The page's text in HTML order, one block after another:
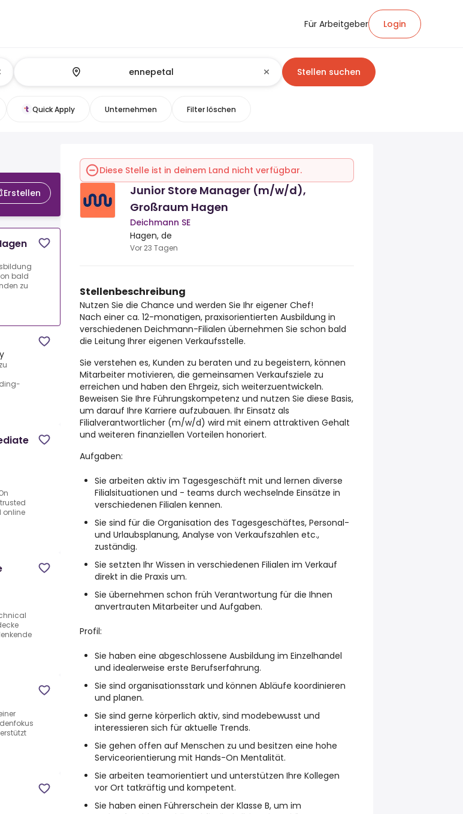
Für Arbeitgeber Login
Stellen suchen
Quick Apply Unternehmen Filter löschen
Erstellen
bald
zu
online
Diese Stelle ist in deinem Land nicht verfügbar.
Junior Store Manager (m/w/d),
Großraum Hagen
Deichmann SE
Hagen, de
Vor 23 Tagen
Stellenbeschreibung
Nutzen Sie die Chance und werden Sie Ihr eigener Chef!
Nach einer ca. 12-monatigen, praxisorientierten Ausbildung in
verschiedenen Deichmann-Filialen übernehmen Sie schon bald
die Leitung Ihrer eigenen Verkaufsstelle.
Sie verstehen es, Kunden zu beraten und zu begeistern, können
Mitarbeiter motivieren, die gemeinsamen Verkaufsziele zu
erreichen und haben den Ehrgeiz, sich weiterzuentwickeln.
Beweisen Sie Ihre Führungskompetenz und nutzen Sie diese Basis,
um darauf Ihre Karriere aufzubauen. Ihr Einsatz als
Filialverantwortlicher (m/w/d) wird mit einem attraktiven Gehalt
und weiteren finanziellen Vorteilen honoriert.
Aufgaben:
Sie arbeiten aktiv im Tagesgeschäft mit und lernen diverse
Filialsituationen und - teams durch wechselnde Einsätze in
verschiedenen Filialen kennen.
Sie sind für die Organisation des Tagesgeschäftes, Personal-
und Urlaubsplanung, Analyse von Verkaufszahlen etc.,
zuständig.
Sie setzten Ihr Wissen in verschiedenen Filialen im Verkauf
direkt in die Praxis um.
Sie übernehmen schon früh Verantwortung für die Ihnen
anvertrauten Mitarbeiter und Aufgaben.
Profil:
Sie haben eine abgeschlossene Ausbildung im Einzelhandel
und idealerweise erste Berufserfahrung.
Sie sind organisationsstark und können Abläufe koordinieren
und planen.
Sie sind gerne körperlich aktiv, sind modebewusst und
interessieren sich für aktuelle Trends.
Sie gehen offen auf Menschen zu und besitzen eine hohe
Serviceorientierung mit Hands-On Mentalität.
Sie arbeiten teamorientiert und unterstützen Ihre Kollegen
vor Ort tatkräftig und kompetent.
Sie haben einen Führerschein der Klasse B, um im